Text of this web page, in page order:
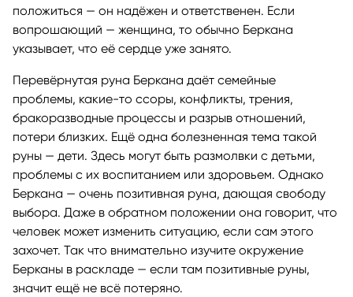
положиться — он надёжен и ответственен. Если
вопрошающий — женщина, то обычно Беркана
указывает, что её сердце уже занято.
Перевёрнутая руна Беркана даёт семейные
проблемы, какие-то ссоры, конфликты, трения,
бракоразводные процессы и разрыв отношений,
потери близких. Ещё одна болезненная тема такой
руны — дети. Здесь могут быть размолвки с детьми,
проблемы с их воспитанием или здоровьем. Однако
Беркана — очень позитивная руна, дающая свободу
выбора. Даже в обратном положении она говорит, что
человек может изменить ситуацию, если сам этого
захочет. Так что внимательно изучите окружение
Берканы в раскладе — если там позитивные руны,
значит ещё не всё потеряно.